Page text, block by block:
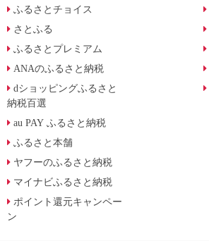
ふるさとチョイス
さとふる
ふるさとプレミアム
ANAのふるさと納税
dショッピングふるさと
納税百選
au PAY ふるさと納税
ふるさと本舗
ヤフーのふるさと納税
マイナビふるさと納税
ポイント還元キャンペー
ン